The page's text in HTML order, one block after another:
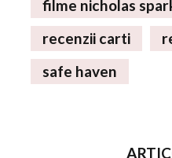
filme nicholas
recenzii carti
safe haven